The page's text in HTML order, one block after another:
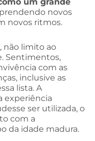
novos
novos ritmos.
não limito ao
Sentimentos,
com as
inclusive as
lista. A
experiência
ser utilizada, o
com a
da idade madura.